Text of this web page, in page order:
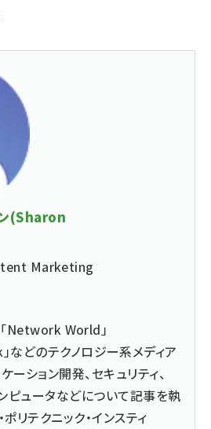
ン(Sharon
Marketing
Network World」
などのテクノロジー系メディア
ーション開発、セキュリティ、
ピュータなどについて記事を執
ポリテクニック・インスティ